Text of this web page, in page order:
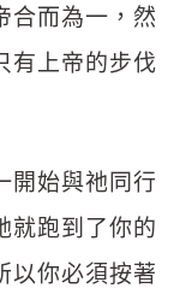
合而為一，然
有上帝的步伐
開始與祂同行
就跑到了你的
以你必須按著